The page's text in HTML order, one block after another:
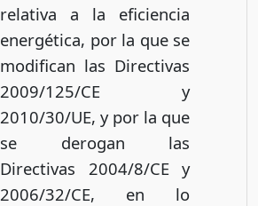
relativa a la eficiencia
energética, por la que se
modifican las Directivas
2009/125/CE y
2010/30/UE, y por la que
se derogan las
Directivas 2004/8/CE y
2006/32/CE, en lo